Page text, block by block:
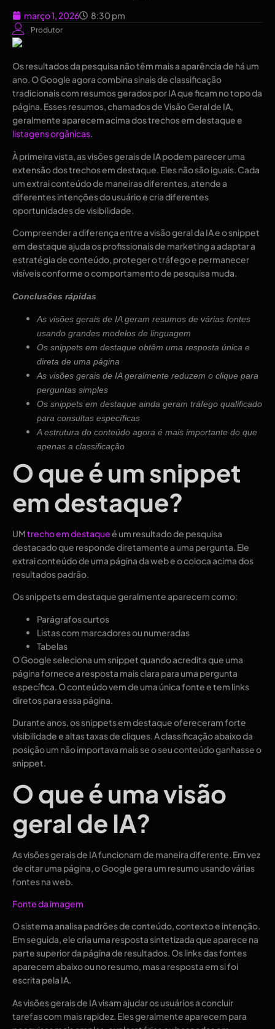
março 1, 2026 8:30 pm
Produtor
Os resultados da pesquisa não têm mais a aparência de há um
ano. O Google agora combina sinais de classificação
tradicionais com resumos gerados por IA que ficam no topo da
página. Esses resumos, chamados de Visão Geral de IA,
geralmente aparecem acima dos trechos em destaque e
listagens orgânicas.
À primeira vista, as visões gerais de IA podem parecer uma
extensão dos trechos em destaque. Eles não são iguais. Cada
um extrai conteúdo de maneiras diferentes, atende a
diferentes intenções do usuário e cria diferentes
oportunidades de visibilidade.
Compreender a diferença entre a visão geral da IA ​​e o snippet
em destaque ajuda os profissionais de marketing a adaptar a
estratégia de conteúdo, proteger o tráfego e permanecer
visíveis conforme o comportamento de pesquisa muda.
Conclusões rápidas
As visões gerais de IA geram resumos de várias fontes
usando grandes modelos de linguagem
Os snippets em destaque obtêm uma resposta única e
direta de uma página
As visões gerais de IA geralmente reduzem o clique para
perguntas simples
Os snippets em destaque ainda geram tráfego qualificado
para consultas específicas
A estrutura do conteúdo agora é mais importante do que
apenas a classificação
O que é um snippet
em destaque?
UMtrecho em destaqueé um resultado de pesquisa
destacado que responde diretamente a uma pergunta. Ele
extrai conteúdo de uma página da web e o coloca acima dos
resultados padrão.
Os snippets em destaque geralmente aparecem como:
Parágrafos curtos
Listas com marcadores ou numeradas
Tabelas
O Google seleciona um snippet quando acredita que uma
página fornece a resposta mais clara para uma pergunta
específica. O conteúdo vem de uma única fonte e tem links
diretos para essa página.
Durante anos, os snippets em destaque ofereceram forte
visibilidade e altas taxas de cliques. A classificação abaixo da
posição um não importava mais se o seu conteúdo ganhasse o
snippet.
O que é uma visão
geral de IA?
As visões gerais de IA funcionam de maneira diferente. Em vez
de citar uma página, o Google gera um resumo usando várias
fontes na web.
Fonte da imagem
O sistema analisa padrões de conteúdo, contexto e intenção.
Em seguida, ele cria uma resposta sintetizada que aparece na
parte superior da página de resultados. Os links das fontes
aparecem abaixo ou no resumo, mas a resposta em si foi
escrita pela IA.
As visões gerais de IA visam ajudar os usuários a concluir
tarefas com mais rapidez. Eles geralmente aparecem para